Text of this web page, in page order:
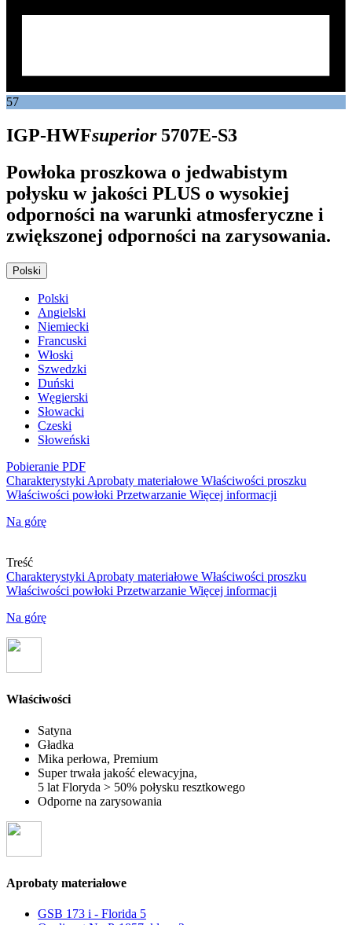
57
IGP-HWFsuperior 5707E-S3
Powłoka proszkowa o jedwabistym
połysku w jakości PLUS o wysokiej
odporności na warunki atmosferyczne i
zwiększonej odporności na zarysowania.
Polski
Polski
Angielski
Niemiecki
Francuski
Włoski
Szwedzki
Duński
Węgierski
Słowacki
Czeski
Słoweński
Pobieranie PDF
Charakterystyki Aprobaty materiałowe Właściwości proszku
Właściwości powłoki Przetwarzanie Więcej informacji
Na górę
Treść
Charakterystyki Aprobaty materiałowe Właściwości proszku
Właściwości powłoki Przetwarzanie Więcej informacji
Na górę
Właściwości
Satyna
Gładka
Mika perłowa, Premium
Super trwała jakość elewacyjna,
5 lat Floryda > 50% połysku resztkowego
Odporne na zarysowania
Aprobaty materiałowe
GSB 173 i - Florida 5